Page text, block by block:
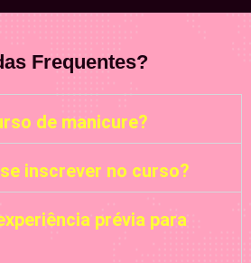
Frequentes?
de manicure?
inscrever no curso?
prévia para